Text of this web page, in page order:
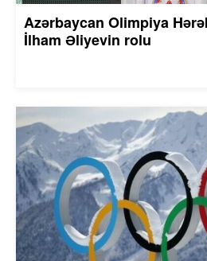
Azərbaycan Olimpiya
İlham Əliyevin rolu